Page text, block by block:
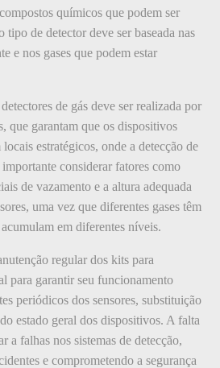
químicos que podem ser
de detector deve ser baseada nas
e nos gases que podem estar
de gás deve ser realizada por
que garantam que os dispositivos
estratégicos, onde a detecção de
considerar fatores como
de vazamento e a altura adequada
uma vez que diferentes gases têm
em diferentes níveis.
regular dos kits para
para garantir seu funcionamento
periódicos dos sensores, substituição
estado geral dos dispositivos. A falta
a falhas nos sistemas de detecção,
e comprometendo a segurança